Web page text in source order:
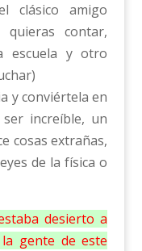
clásico amigo
contar,
escuela y otro
y conviértela en
increíble, un
cosas extrañas,
de la física o
desierto a
gente de este